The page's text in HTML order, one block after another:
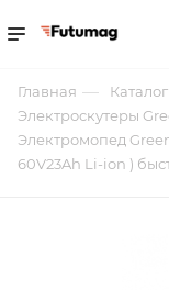
Главная — Каталог
Электроскутеры
Электромопед
60V23Ah Li-ion )